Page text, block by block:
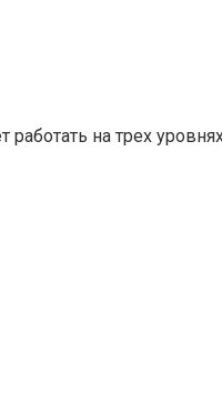
на трех